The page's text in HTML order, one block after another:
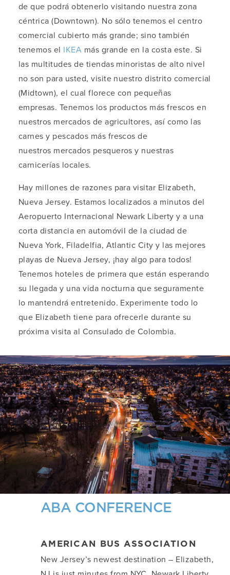
de que podrá obtenerlo visitando nuestra zona
céntrica (Downtown). No sólo tenemos el centro
comercial cubierto más grande; sino también
tenemos el IKEA más grande en la costa este. Si
las multitudes de tiendas minoristas de alto nivel
no son para usted, visite nuestro distrito comercial
(Midtown), el cual florece con pequeñas
empresas. Tenemos los productos más frescos en
nuestros mercados de agricultores, así como las
carnes y pescados más frescos de
nuestros mercados pesqueros y nuestras
carnicerías locales.
Hay millones de razones para visitar Elizabeth,
Nueva Jersey. Estamos localizados a minutos del
Aeropuerto Internacional Newark Liberty y a una
corta distancia en automóvil de la ciudad de
Nueva York, Filadelfia, Atlantic City y las mejores
playas de Nueva Jersey, ¡hay algo para todos!
Tenemos hoteles de primera que están esperando
su llegada y una vida nocturna que seguramente
lo mantendrá entretenido. Experimente todo lo
que Elizabeth tiene para ofrecerle durante su
próxima visita al Consulado de Colombia.
ABA CONFERENCE
AMERICAN BUS ASSOCIATION
New Jersey’s newest destination – Elizabeth,